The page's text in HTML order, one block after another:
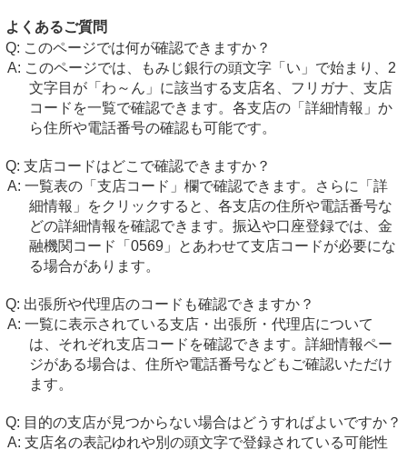
よくあるご質問
このページでは何が確認できますか？
このページでは、もみじ銀行の頭文字「い」で始まり、2
文字目が「わ～ん」に該当する支店名、フリガナ、支店
コードを一覧で確認できます。各支店の「詳細情報」か
ら住所や電話番号の確認も可能です。
支店コードはどこで確認できますか？
一覧表の「支店コード」欄で確認できます。さらに「詳
細情報」をクリックすると、各支店の住所や電話番号な
どの詳細情報を確認できます。振込や口座登録では、金
融機関コード「0569」とあわせて支店コードが必要にな
る場合があります。
出張所や代理店のコードも確認できますか？
一覧に表示されている支店・出張所・代理店について
は、それぞれ支店コードを確認できます。詳細情報ペー
ジがある場合は、住所や電話番号などもご確認いただけ
ます。
目的の支店が見つからない場合はどうすればよいですか？
支店名の表記ゆれや別の頭文字で登録されている可能性